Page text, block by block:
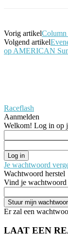
Vorig artikelColumn
Volgend artikel
op AMERICAN
Raceflash
Aanmelden
Welkom! Log in op
Je wachtwoord
Wachtwoord herstel
Vind je wachtwoord
Er zal een
LAAT EEN